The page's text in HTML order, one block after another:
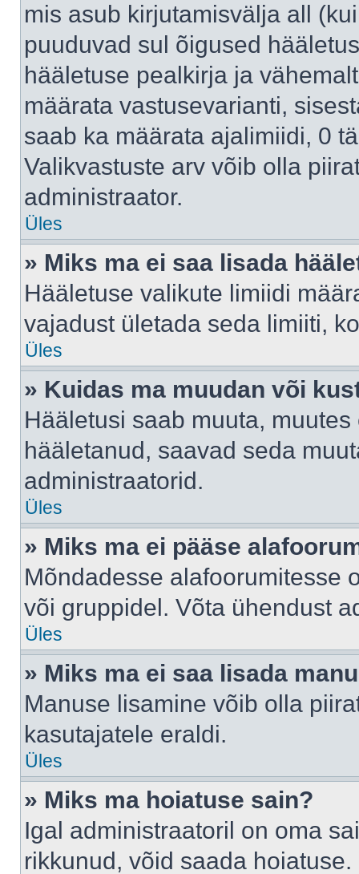
mis asub kirjutamisvälja all
puuduvad sul õigused
hääletuse pealkirja ja
määrata vastusevarianti,
saab ka määrata ajalimiidi, 0
Valikvastuste arv võib olla
administraator.
Üles
» Miks ma ei saa lisada
Hääletuse valikute limiidi
vajadust ületada seda limiiti,
Üles
» Kuidas ma muudan või
Hääletusi saab muuta,
hääletanud, saavad seda
administraatorid.
Üles
» Miks ma ei pääse
Mõndadesse alafoorumitesse
või gruppidel. Võta ühendust
Üles
» Miks ma ei saa lisada
Manuse lisamine võib olla
kasutajatele eraldi.
Üles
» Miks ma hoiatuse sain?
Igal administraatoril on oma
rikkunud, võid saada